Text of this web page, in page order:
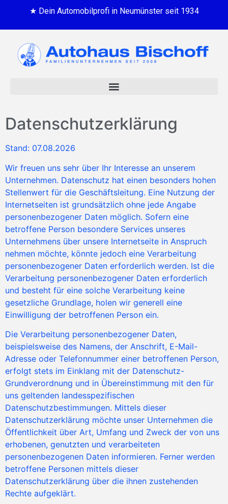
★ Dein Automobilprofi in Neumünster seit 1934
Datenschutzerklärung
Stand: 07.08.2026
Wir freuen uns sehr über Ihr Interesse an unserem
Unternehmen. Datenschutz hat einen besonders hohen
Stellenwert für die Geschäftsleitung. Eine Nutzung der
Internetseiten ist grundsätzlich ohne jede Angabe
personenbezogener Daten möglich. Sofern eine
betroffene Person besondere Services unseres
Unternehmens über unsere Internetseite in Anspruch
nehmen möchte, könnte jedoch eine Verarbeitung
personenbezogener Daten erforderlich werden. Ist die
Verarbeitung personenbezogener Daten erforderlich
und besteht für eine solche Verarbeitung keine
gesetzliche Grundlage, holen wir generell eine
Einwilligung der betroffenen Person ein.
Die Verarbeitung personenbezogener Daten,
beispielsweise des Namens, der Anschrift, E-Mail-
Adresse oder Telefonnummer einer betroffenen Person,
erfolgt stets im Einklang mit der Datenschutz-
Grundverordnung und in Übereinstimmung mit den für
uns geltenden landesspezifischen
Datenschutzbestimmungen. Mittels dieser
Datenschutzerklärung möchte unser Unternehmen die
Öffentlichkeit über Art, Umfang und Zweck der von uns
erhobenen, genutzten und verarbeiteten
personenbezogenen Daten informieren. Ferner werden
betroffene Personen mittels dieser
Datenschutzerklärung über die ihnen zustehenden
Rechte aufgeklärt.